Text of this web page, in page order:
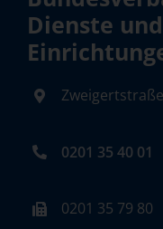
Dienste
0201 35 40 01
0201 35 79 80